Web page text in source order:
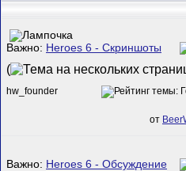
Важно: Heroes 6 - Скриншоты
(
hw_founder
от
Важно: Heroes 6 - Обсуждение